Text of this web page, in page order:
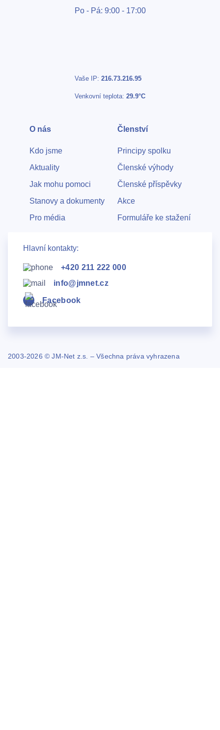
Vaše IP: 216.73.216.95
Venkovní teplota: 29.9°C
Po - Pá: 9:00 - 17:00
O nás
Kdo jsme
Aktuality
Jak mohu pomoci
Stanovy a dokumenty
Pro média
Členství
Principy spolku
Členské výhody
Členské příspěvky
Akce
Formuláře ke stažení
Hlavní kontakty:
+420 211 222 000
info@jmnet.cz
Facebook
2003-2026 © JM-Net z.s. – Všechna práva vyhrazena